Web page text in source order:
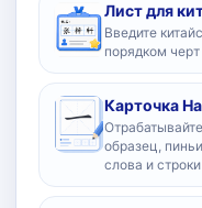
Лист для
Введите
порядком
Карточка
образец,
слова и